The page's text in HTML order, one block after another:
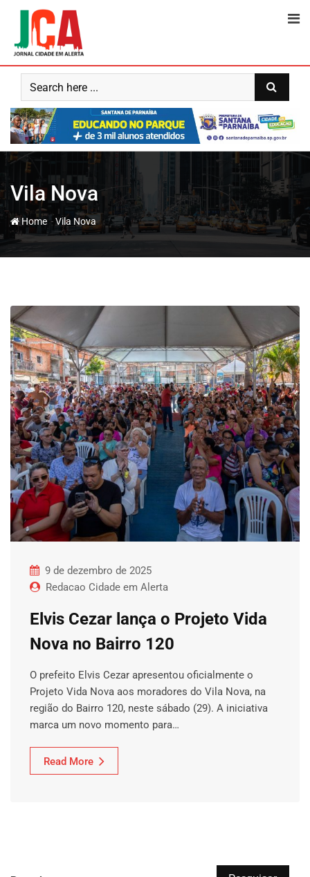
content
Vila Nova
Home-Vila Nova
9 de dezembro de 2025
Redacao Cidade em Alerta
Elvis Cezar lança o Projeto Vida
Nova no Bairro 120
O prefeito Elvis Cezar apresentou oficialmente o
Projeto Vida Nova aos moradores do Vila Nova, na
região do Bairro 120, neste sábado (29). A iniciativa
marca um novo momento para…
Read More